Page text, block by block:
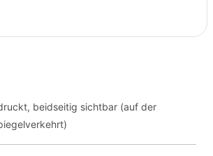
beidseitig sichtbar (auf der